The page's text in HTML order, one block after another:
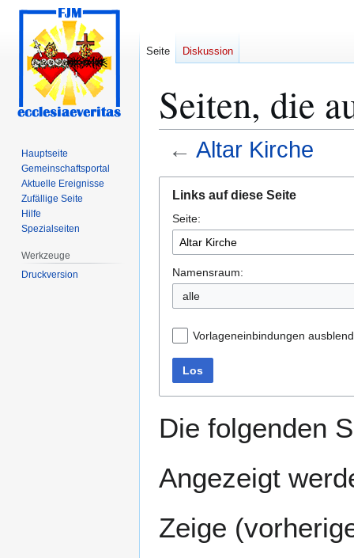
Seiten, die
← Altar Kirche
Navigation
springen
Suche
springen
Links auf diese Seite
Seite:
Namensraum:
alle
Vorlageneinbindungen
Los
Die folgenden
Angezeigt
Zeige (
Seite Diskussion
Hauptseite
Gemeinschafts­portal
Aktuelle Ereignisse
Zufällige Seite
Hilfe
Spezialseiten
Werkzeuge
Druckversion